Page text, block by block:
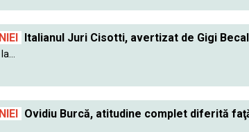
Italianul Juri Cisotti, avertizat de Gigi
Ovidiu Burcă, atitudine complet diferită